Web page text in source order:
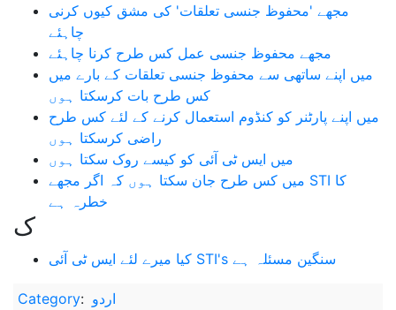
مجھے 'محفوظ جنسی تعلقات' کی مشق کیوں کرنی
چاہئے
مجھے محفوظ جنسی عمل کس طرح کرنا چاہئے
میں اپنے ساتھی سے محفوظ جنسی تعلقات کے بارے میں
کس طرح بات کرسکتا ہوں
میں اپنے پارٹنر کو کنڈوم استعمال کرنے کے لئے کس طرح
راضی کرسکتا ہوں
میں ایس ٹی آئی کو کیسے روک سکتا ہوں
میں کس طرح جان سکتا ہوں کہ اگر مجھے STI کا
خطرہ ہے
ک
کیا میرے لئے ایس ٹی آئی STI's سنگین مسئلہ ہے
Category: اردو